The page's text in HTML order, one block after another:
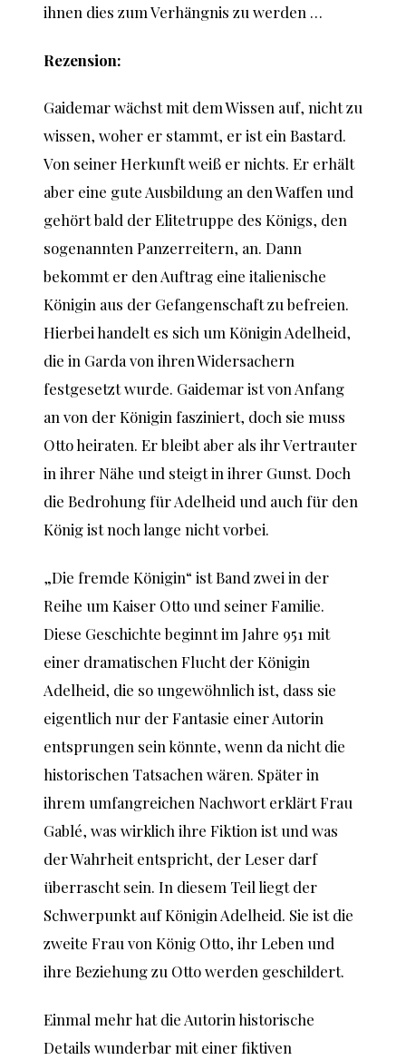
ihnen dies zum Verhängnis zu werden …
Rezension:
Gaidemar wächst mit dem Wissen auf, nicht zu
wissen, woher er stammt, er ist ein Bastard.
Von seiner Herkunft weiß er nichts. Er erhält
aber eine gute Ausbildung an den Waffen und
gehört bald der Elitetruppe des Königs, den
sogenannten Panzerreitern, an. Dann
bekommt er den Auftrag eine italienische
Königin aus der Gefangenschaft zu befreien.
Hierbei handelt es sich um Königin Adelheid,
die in Garda von ihren Widersachern
festgesetzt wurde. Gaidemar ist von Anfang
an von der Königin fasziniert, doch sie muss
Otto heiraten. Er bleibt aber als ihr Vertrauter
in ihrer Nähe und steigt in ihrer Gunst. Doch
die Bedrohung für Adelheid und auch für den
König ist noch lange nicht vorbei.
„Die fremde Königin“ ist Band zwei in der
Reihe um Kaiser Otto und seiner Familie.
Diese Geschichte beginnt im Jahre 951 mit
einer dramatischen Flucht der Königin
Adelheid, die so ungewöhnlich ist, dass sie
eigentlich nur der Fantasie einer Autorin
entsprungen sein könnte, wenn da nicht die
historischen Tatsachen wären. Später in
ihrem umfangreichen Nachwort erklärt Frau
Gablé, was wirklich ihre Fiktion ist und was
der Wahrheit entspricht, der Leser darf
überrascht sein. In diesem Teil liegt der
Schwerpunkt auf Königin Adelheid. Sie ist die
zweite Frau von König Otto, ihr Leben und
ihre Beziehung zu Otto werden geschildert.
Einmal mehr hat die Autorin historische
Details wunderbar mit einer fiktiven